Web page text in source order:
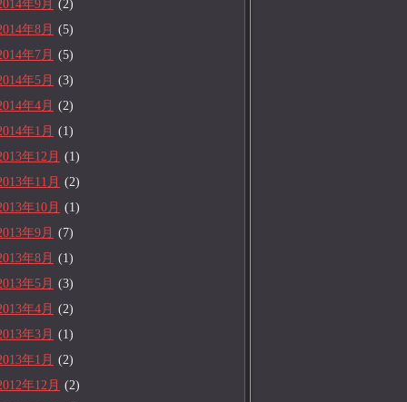
年9月 (2)
年8月 (5)
年7月 (5)
年5月 (3)
年4月 (2)
年1月 (1)
年12月 (1)
年11月 (2)
年10月 (1)
年9月 (7)
年8月 (1)
年5月 (3)
年4月 (2)
年3月 (1)
年1月 (2)
年12月 (2)